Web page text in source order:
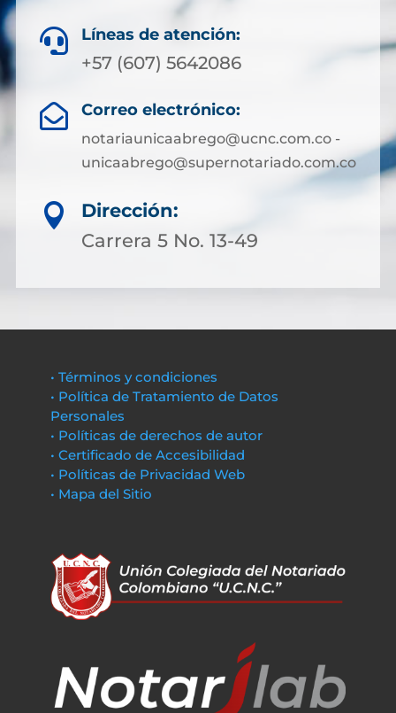
 Líneas de atención:
+57 (607) 5642086
 Correo electrónico:
notariaunicaabrego@ucnc.com.co -
unicaabrego@supernotariado.com.co

Dirección:
Carrera 5 No. 13-49
• Términos y condiciones
• Política de Tratamiento de Datos
Personales
• Políticas de derechos de autor
• Certificado de Accesibilidad
• Políticas de Privacidad Web
• Mapa del Sitio